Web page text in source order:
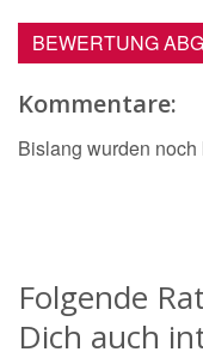
BEWERTUNG
Kommentare:
Bislang wurden
Folgende
Dich auch